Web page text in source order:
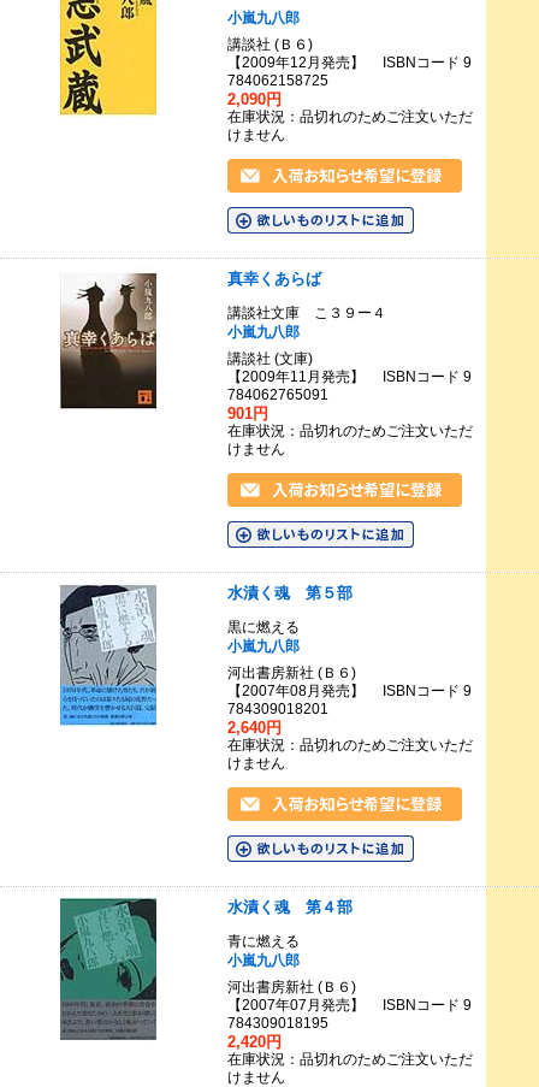
小嵐九八郎
講談社 (Ｂ６)
【2009年12月発売】 ISBNコード 9
784062158725
2,090円
在庫状況：品切れのためご注文いただ
けません
真幸くあらば
講談社文庫 こ３９ー４
小嵐九八郎
講談社 (文庫)
【2009年11月発売】 ISBNコード 9
784062765091
901円
在庫状況：品切れのためご注文いただ
けません
水漬く魂 第５部
黒に燃える
小嵐九八郎
河出書房新社 (Ｂ６)
【2007年08月発売】 ISBNコード 9
784309018201
2,640円
在庫状況：品切れのためご注文いただ
けません
水漬く魂 第４部
青に燃える
小嵐九八郎
河出書房新社 (Ｂ６)
【2007年07月発売】 ISBNコード 9
784309018195
2,420円
在庫状況：品切れのためご注文いただ
けません